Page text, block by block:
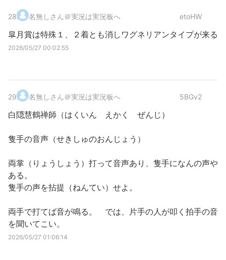
28. 名無しさん＠実況は実況板へ etoHW
皐月賞は特殊１、２着とも消しワグネリアンタイプが来る
2026/05/27 00:02:55
29. 名無しさん＠実況は実況板へ 5BGv2
白隠慧鶴禅師（はくいん えかく ぜんじ）
隻手の音声（せきしゅのおんじょう）
両掌（りょうしょう）打って音声あり、隻手になんの声や
ある。
隻手の声を拈提（ねんてい）せよ。
両手で打てば音が鳴る。 では、片手の人が叩く拍手の音
を聞いてこい。
2026/05/27 01:06:14